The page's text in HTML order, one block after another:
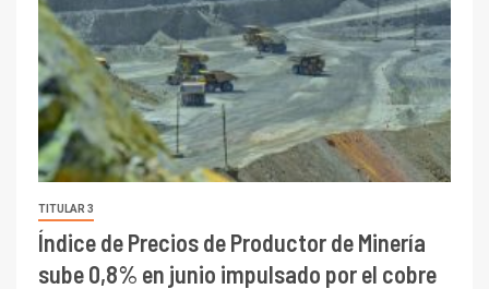
TITULAR 3
Índice de Precios de Productor de Minería
sube 0,8% en junio impulsado por el cobre